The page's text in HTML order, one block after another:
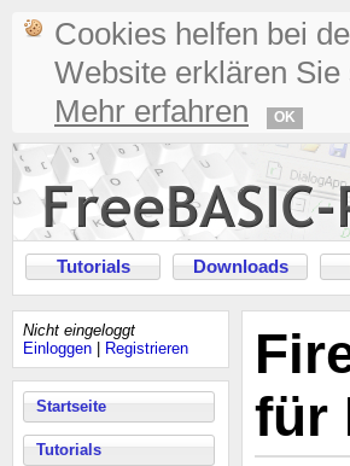
Cookies helfen bei
Website erklären
Mehr erfahren
OK
Tutorials Downloads
Nicht eingeloggt
Einloggen
Registrieren
Startseite
Tutorials
für